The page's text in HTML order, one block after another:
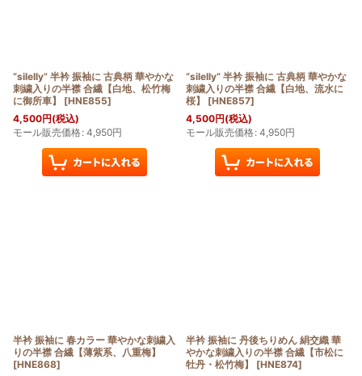
“silelly” 半衿 振袖に 古典柄 華やかな
刺繍入りの半襟 合繊【白地、松竹梅
に御所車】
[HNE855]
4,500円(税込)
モール販売価格: 4,950円
“silelly” 半衿 振袖に 古典柄 華やかな
刺繍入りの半襟 合繊【白地、流水に
桜】
[HNE857]
4,500円(税込)
モール販売価格: 4,950円
半衿 振袖に 春カラー 華やかな刺繍入
りの半襟 合繊【薄紫系、八重梅】
[HNE868]
半衿 振袖に 丹後ちりめん 絹交織 華
やかな刺繍入りの半襟 合繊【市松に
牡丹・松竹梅】
[HNE874]